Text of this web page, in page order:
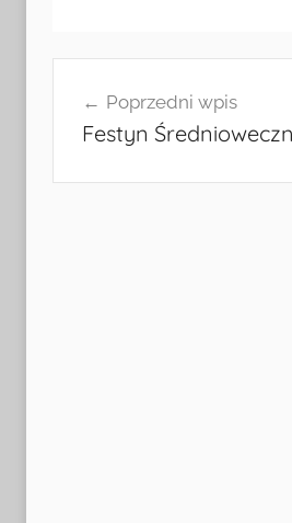
wpisuPoprzedni wpis
Festyn